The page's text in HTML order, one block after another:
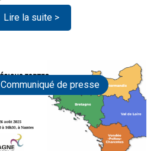
Lire la suite >
Communiqué de presse